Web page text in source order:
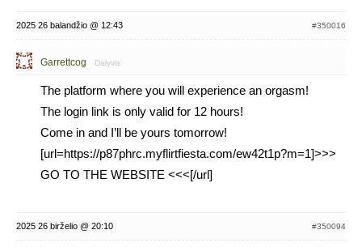
2025 26 balandžio @ 12:43 #350016
Garrettcog Dalyvis
The platform where you will experience an orgasm!
The login link is only valid for 12 hours!
Come in and I’ll be yours tomorrow!
[url=https://p87phrc.myflirtfiesta.com/ew42t1p?m=1]>>>
GO TO THE WEBSITE <<<[/url]
2025 26 birželio @ 20:10 #350094